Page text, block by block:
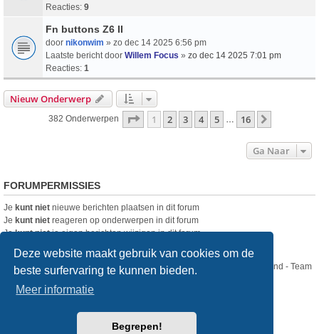
Deze website maakt gebruik van cookies om de
beste surfervaring te kunnen bieden.
Meer informatie
Begrepen!
Reacties: 9
Fn buttons Z6 II
door nikonwim » zo dec 14 2025 6:56 pm
Laatste bericht door Willem Focus » zo dec 14 2025 7:01 pm
Reacties: 1
Nieuw Onderwerp
382 Onderwerpen Pagina Van16
1 2 3 4 5 16
Ga Naar
FORUMPERMISSIES
Je kunt niet nieuwe berichten plaatsen in dit forum
Je kunt niet reageren op onderwerpen in dit forum
Jekunt nietje eigen berichten wijzigen in dit forum
Nikon Club Nederland - Team
Forum
Copyright © Nikon Club Nederland 2023
® Forum Software © phpBB Limited